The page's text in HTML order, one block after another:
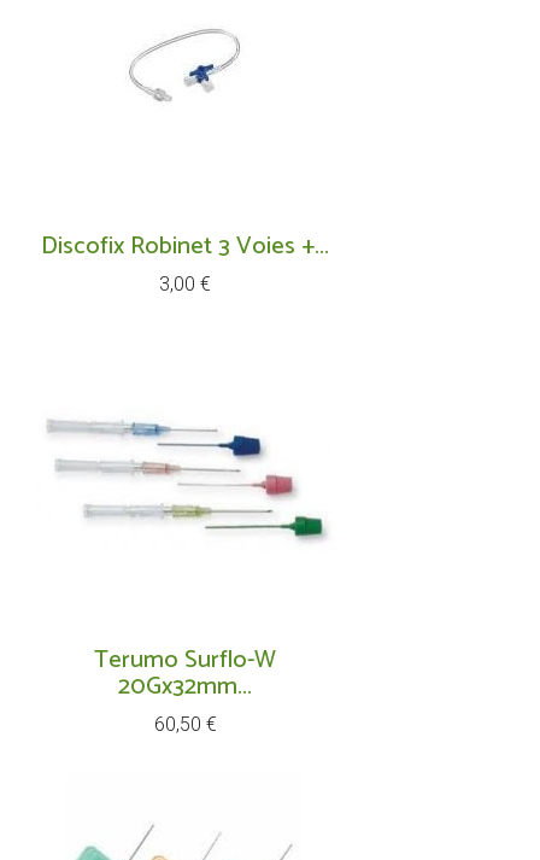
Discofix Robinet 3 Voies +...
Prix
3,00 €
Terumo Surflo-W
20Gx32mm...
Prix
60,50 €